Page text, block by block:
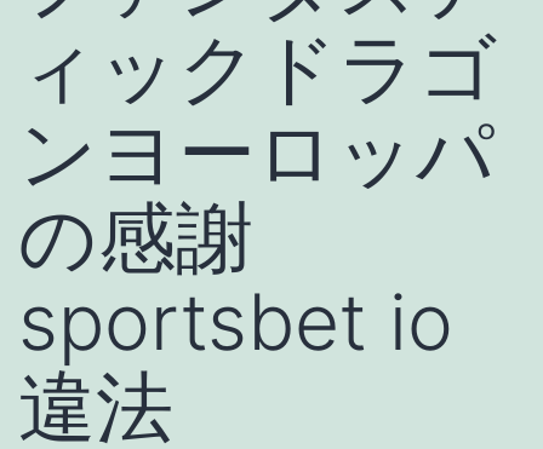
ィックドラゴ
ンヨーロッパ
の感謝
sportsbet io
違法